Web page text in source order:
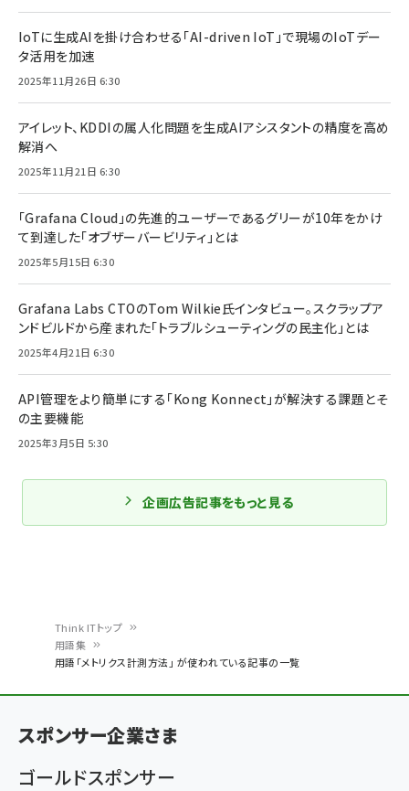
ン
く
ず
Think ITトップ
用語集
用語「メトリクス計測方法」 が使われている記事の一覧
IoTに生成AIを掛け合わせる「AI-driven IoT」で現場のIoTデー
タ活用を加速
2025年11月26日 6:30
アイレット、KDDIの属人化問題を生成AIアシスタントの精度を高め
解消へ
2025年11月21日 6:30
「Grafana Cloud」の先進的ユーザーであるグリーが10年をかけ
て到達した「オブザーバービリティ」とは
2025年5月15日 6:30
Grafana Labs CTOのTom Wilkie氏インタビュー。スクラップア
ンドビルドから産まれた「トラブルシューティングの民主化」とは
2025年4月21日 6:30
API管理をより簡単にする「Kong Konnect」が解決する課題とそ
の主要機能
2025年3月5日 5:30
企画広告記事をもっと見る
スポンサー企業さま
ゴールドスポンサー